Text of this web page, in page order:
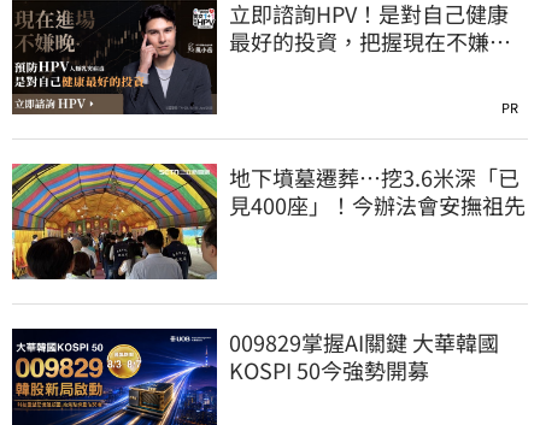
立即諮詢HPV！是對自己健康
最好的投資，把握現在不嫌
PR
地下墳墓遷葬…挖3.6米深「已
見400座」！今辦法會安撫祖先
009829掌握AI關鍵 大華韓國
KOSPI 50今強勢開募